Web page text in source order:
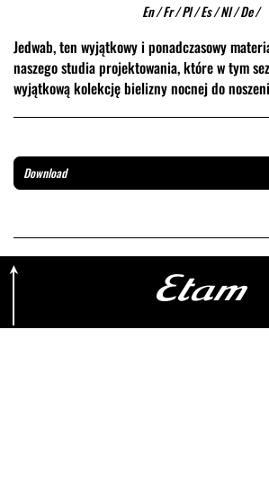
En/Fr/Pl/Es/Nl/De/
Jedwab, ten wyjątkowy i ponadczasowy
naszego studia projektowania, które w tym
wyjątkową kolekcję bielizny nocnej do
Download